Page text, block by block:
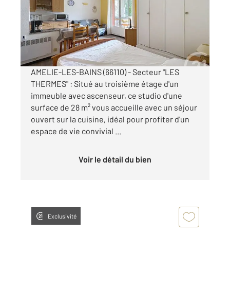
Appartement Studio à vendre
49 500 €
Visiter le site dédié
AMELIE-LES-BAINS (66110) - Secteur "LES
THERMES" : Situé au troisième étage d'un
immeuble avec ascenseur, ce studio d'une
surface de 28 m² vous accueille avec un séjour
ouvert sur la cuisine, idéal pour profiter d'un
espace de vie convivial ...
Voir le détail du bien
Exclusivité